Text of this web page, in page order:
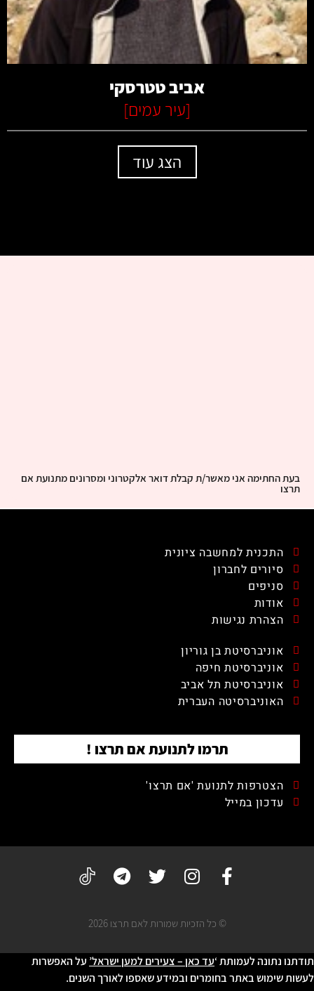
קרא עוד
אביב טטרסקי
[עיר עמים]
הצג עוד
בעת החתימה אני מאשר/ת קבלת דואר אלקטרוני ומסרונים מתנועת אם
תרצו
התכנית למחשבה ציונית
סיורים לחברון
סניפים
אודות
הצהרת נגישות
אוניברסיטת בן גוריון
אוניברסיטת חיפה
אוניברסיטת תל אביב
האוניברסיטה העברית
תרמו לתנועת אם תרצו !
הצטרפות לתנועת 'אם תרצו'
עדכון במייל
© כל הזכיות שמורות לאם תרצו 2026
תודתנו נתונה לעמותת ‘עד כאן – צעירים למען ישראל’ על האפשרות
לעשות שימוש באתר בחומרים ובמידע שאספו לאורך השנים.